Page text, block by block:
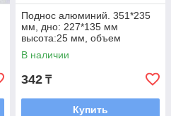
Поднос алюминий. 351*235
мм, дно: 227*135 мм
высота:25 мм, объем
1200мл. 100шт/кор
В наличии
342 ₸
Купить